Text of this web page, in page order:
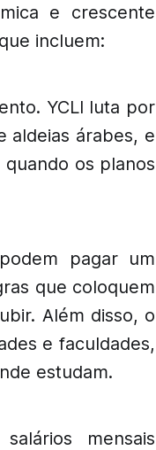
e crescente
incluem:
YCLI luta por
aldeias árabes, e
os planos
pagar um
que coloquem
Além disso, o
e faculdades,
estudam.
mensais